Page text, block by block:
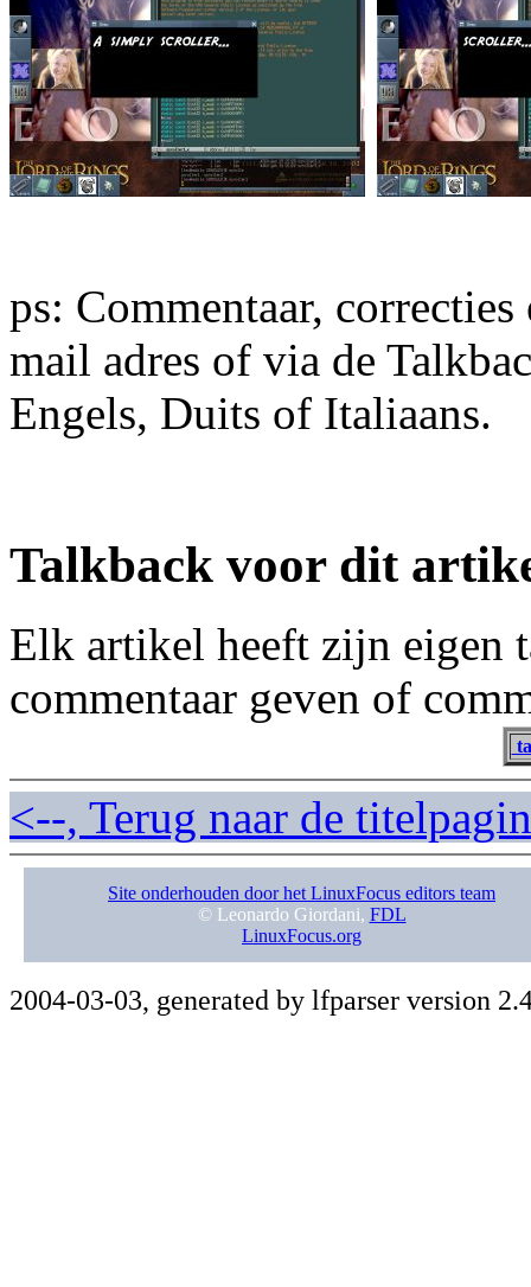
ps: Commentaar,
mail adres of via de
Engels, Duits of Italiaans.
Talkback voor dit
Elk artikel heeft zijn eigen
commentaar geven of
<--, Terug naar de
Site onderhouden door het LinuxFocus editors team
© Leonardo Giordani, FDL
LinuxFocus.org
2004-03-03, generated by lfparser version